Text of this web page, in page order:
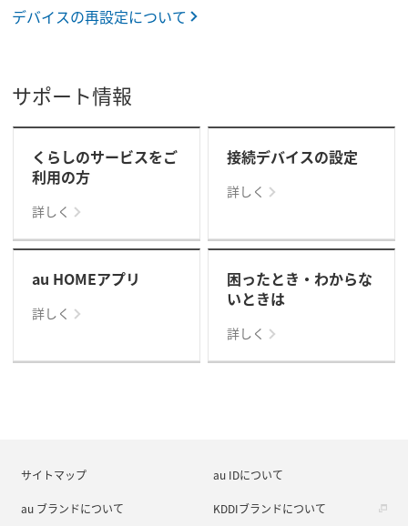
デバイスの再設定について
サポート情報
くらしのサービスをご
利用の方
詳しく
接続デバイスの設定
詳しく
au HOMEアプリ
詳しく
困ったとき・わからな
いときは
詳しく
サイトマップ au IDについて
au ブランドについて KDDIブランドについて